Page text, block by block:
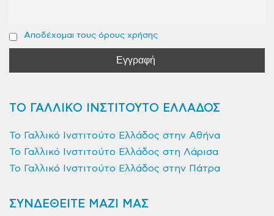
Αποδέχομαι τους όρους χρήσης
ΤΟ ΓΑΛΛΙΚΟ ΙΝΣΤΙΤΟΥΤΟ ΕΛΛΑΔΟΣ
Το Γαλλικό Ινστιτούτο Ελλάδος στην Αθήνα
Το Γαλλικό Ινστιτούτο Ελλάδος στη Λάρισα
Το Γαλλικό Ινστιτούτο Ελλάδος στην Πάτρα
ΣΥΝΔΕΘΕΙΤΕ ΜΑΖΙ ΜΑΣ